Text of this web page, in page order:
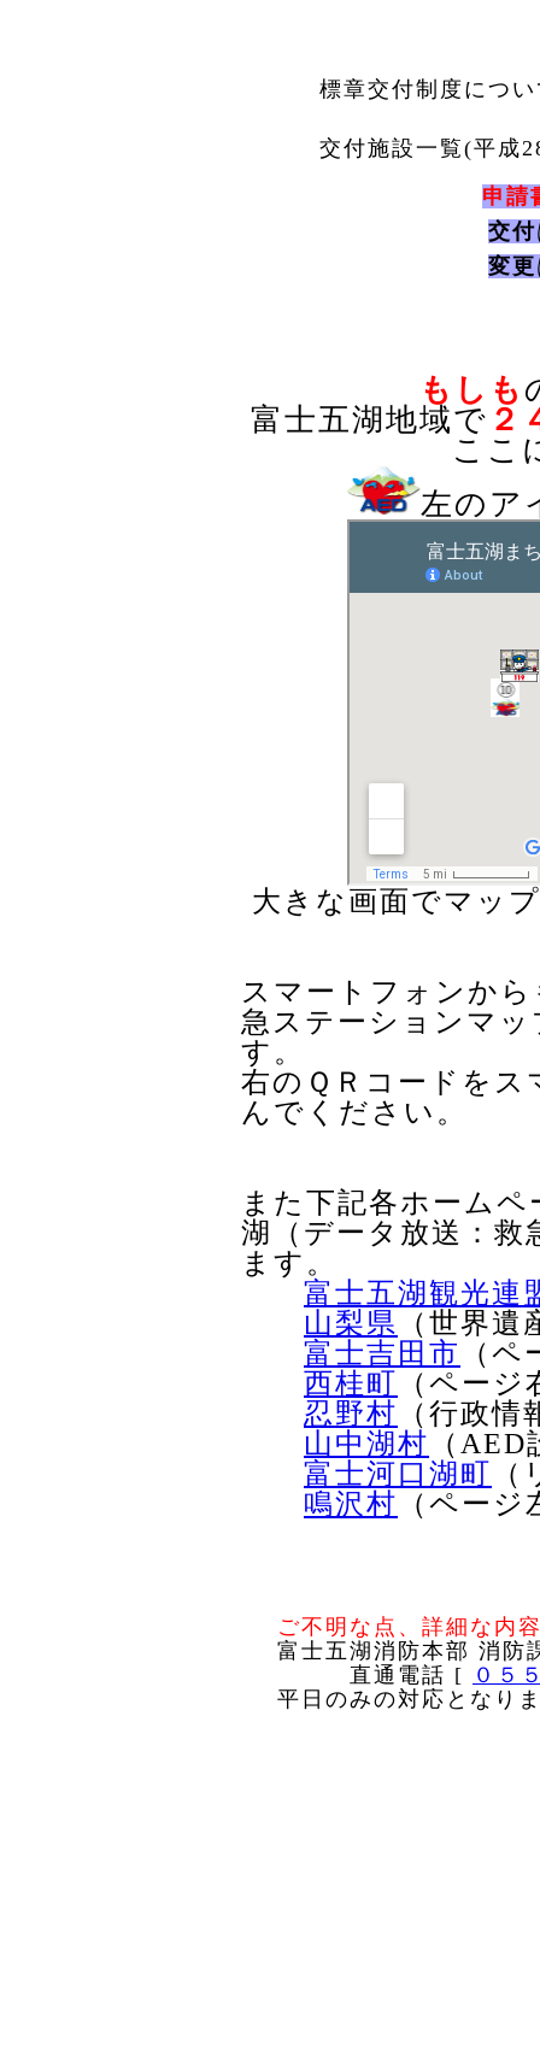
標章交付制度につ
交付施設一覧(平成
申請
交付
変更
もしも
富士五湖地域で ２
ここ
左のア
大きな画面でマッ
スマートフォンか
急ステーションマ
す。
右のＱＲコードを
んでください。
また下記各ホーム
湖（データ放送：救
ます。
富士五湖観光連
山梨県
（世界
富士吉田市
（
西桂町 （ペー
忍野村 （行政
山中湖村 （
富士河口湖町
鳴沢村 （ペー
ご不明な点、詳細な内
富士五湖消防本部 消防
直通電話 [
０５
平日のみの対応となり